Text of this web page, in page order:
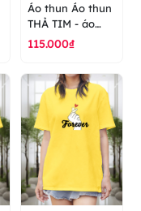
Áo thun Áo thun
THẢ TIM - áo
thun cao cấp
115.000₫